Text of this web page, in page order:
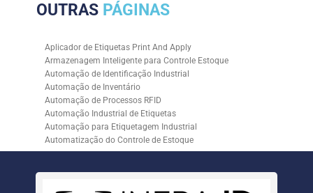
OUTRAS PÁGINAS
Aplicador de Etiquetas Print And Apply
Armazenagem Inteligente para Controle Estoque
Automação de Identificação Industrial
Automação de Inventário
Automação de Processos RFID
Automação Industrial de Etiquetas
Automação para Etiquetagem Industrial
Automatização do Controle de Estoque
Controle de Estoque com RFID